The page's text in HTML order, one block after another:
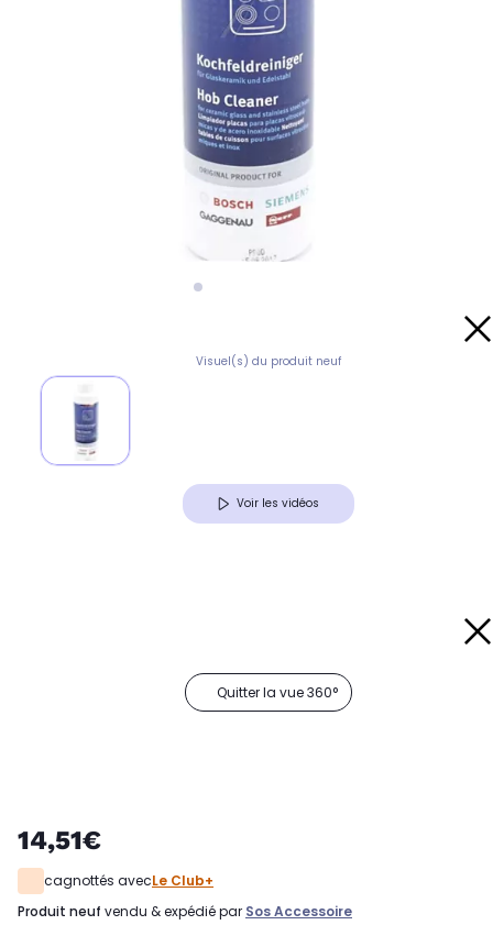
Visuel(s) du produit neuf
Voir les vidéos
Quitter la vue 360°
14,51€
cagnottés avecLe Club+
produit neuf vendu & expédié par Sos Accessoire